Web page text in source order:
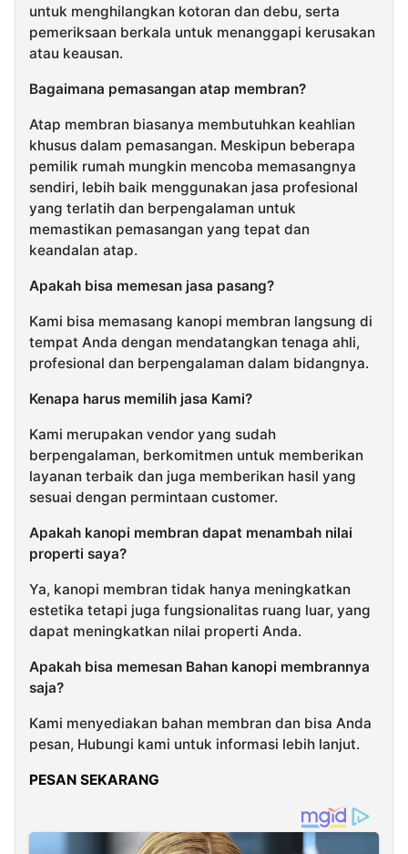
untuk menghilangkan kotoran dan debu, serta
pemeriksaan berkala untuk menanggapi kerusakan
atau keausan.
Bagaimana pemasangan atap membran?
Atap membran biasanya membutuhkan keahlian
khusus dalam pemasangan. Meskipun beberapa
pemilik rumah mungkin mencoba memasangnya
sendiri, lebih baik menggunakan jasa profesional
yang terlatih dan berpengalaman untuk
memastikan pemasangan yang tepat dan
keandalan atap.
Apakah bisa memesan jasa pasang?
Kami bisa memasang kanopi membran langsung di
tempat Anda dengan mendatangkan tenaga ahli,
profesional dan berpengalaman dalam bidangnya.
Kenapa harus memilih jasa Kami?
Kami merupakan vendor yang sudah
berpengalaman, berkomitmen untuk memberikan
layanan terbaik dan juga memberikan hasil yang
sesuai dengan permintaan customer.
Apakah kanopi membran dapat menambah nilai
properti saya?
Ya, kanopi membran tidak hanya meningkatkan
estetika tetapi juga fungsionalitas ruang luar, yang
dapat meningkatkan nilai properti Anda.
Apakah bisa memesan Bahan kanopi membrannya
saja?
Kami menyediakan bahan membran dan bisa Anda
pesan, Hubungi kami untuk informasi lebih lanjut.
PESAN SEKARANG